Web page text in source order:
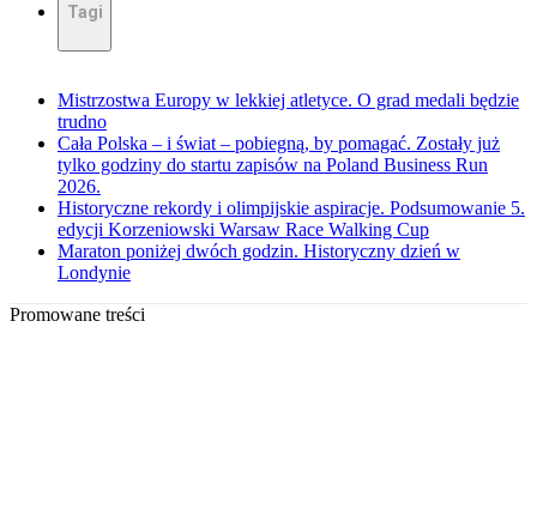
Tagi
Mistrzostwa Europy w lekkiej atletyce. O grad medali będzie
trudno
Cała Polska – i świat – pobiegną, by pomagać. Zostały już
tylko godziny do startu zapisów na Poland Business Run
2026.
Historyczne rekordy i olimpijskie aspiracje. Podsumowanie 5.
edycji Korzeniowski Warsaw Race Walking Cup
Maraton poniżej dwóch godzin. Historyczny dzień w
Londynie
Promowane treści